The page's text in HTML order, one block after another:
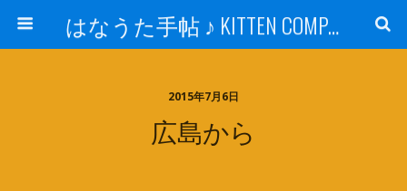
はなうた手帖 ♪ KITTEN COMPANY
2015年7月6日
広島から